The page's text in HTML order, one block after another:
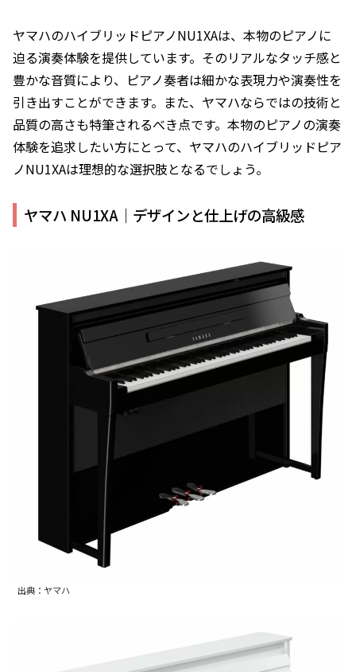
ヤマハのハイブリッドピアノNU1XAは、本物のピアノに
迫る演奏体験を提供しています。そのリアルなタッチ感と
豊かな音質により、ピアノ奏者は細かな表現力や演奏性を
引き出すことができます。また、ヤマハならではの技術と
品質の高さも特筆されるべき点です。本物のピアノの演奏
体験を追求したい方にとって、ヤマハのハイブリッドピア
ノNU1XAは理想的な選択肢となるでしょう。
ヤマハ NU1XA｜デザインと仕上げの高級感
出典：ヤマハ